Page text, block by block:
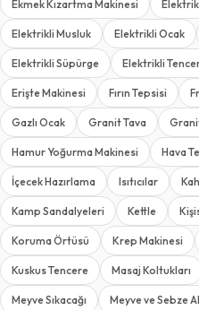
Ekmek Kızartma Makinesi
Elektrikli Musluk Elektrikli Ocak
Elektrikli Süpürge Elektrikli
Erişte Makinesi Fırın Tepsisi
Gazlı Ocak Granit Tava
Hamur Yoğurma Makinesi Hava
İçecek Hazırlama Isıtıcılar
Kamp Sandalyeleri Kettle
Koruma Örtüsü Krep Makinesi
Kuskus Tencere Masaj Koltukları
Meyve Sıkacağı Meyve ve Sebze